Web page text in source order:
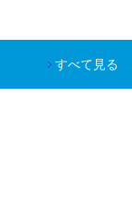
すべて見る